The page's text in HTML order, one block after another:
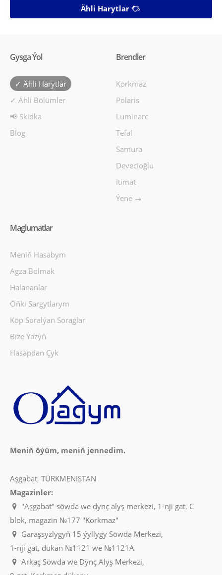
Ähli Harytlar
Gysga Ýol
✓ Ähli Harytlar
✓ Ähli Bölümler
📢 Skidka
Blog
Brendler
Korkmaz
Polaris
Luminarc
Tefal
Samura
Devecioğlu
Itimat
Ýene →
Maglumatlar
Meniň Hasabym
Agza Bolmak
Halananlar
Öňki Sargytlarym
Köp Soralýan Soraglar
Bize Ýazyň
Hasapdan Çyk
Meniň öýüm, meniň jennedim.
Aşgabat, TÜRKMENISTAN
Magazinler:
"Aşgabat" söwda we dynç alyş merkezi, 1-nji gat, C
blok, magazin №177 "Korkmaz"
Garaşsyzlygyň 15 ýyllygy Söwda Merkezi,
1-nji gat, dükan №1121 we №1121A
Arkaç Söwda we Dynç Alyş Merkezi,